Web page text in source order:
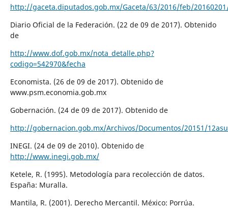
http://gaceta.diputados.gob.mx/Gaceta/63/2016/feb/
Diario Oficial de la Federación. (22 de 09 de 2017). Obtenido
de
http://www.dof.gob.mx/nota_detalle.php?
codigo=542970&fecha
Economista. (26 de 09 de 2017). Obtenido de
www.psm.economia.gob.mx
Gobernación. (24 de 09 de 2017). Obtenido de
http://gobernacion.gob.mx/Archivos/Documentos/20151/
INEGI. (24 de 09 de 2010). Obtenido de
http://www.inegi.gob.mx/
Ketele, R. (1995). Metodología para recolección de datos.
España: Muralla.
Mantila, R. (2001). Derecho Mercantil. México: Porrúa.